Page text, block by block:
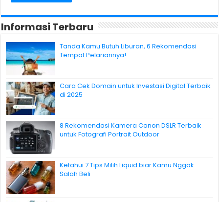
Informasi Terbaru
Tanda Kamu Butuh Liburan, 6 Rekomendasi
Tempat Pelariannya!
Cara Cek Domain untuk Investasi Digital Terbaik
di 2025
8 Rekomendasi Kamera Canon DSLR Terbaik
untuk Fotografi Portrait Outdoor
Ketahui 7 Tips Milih Liquid biar Kamu Nggak
Salah Beli